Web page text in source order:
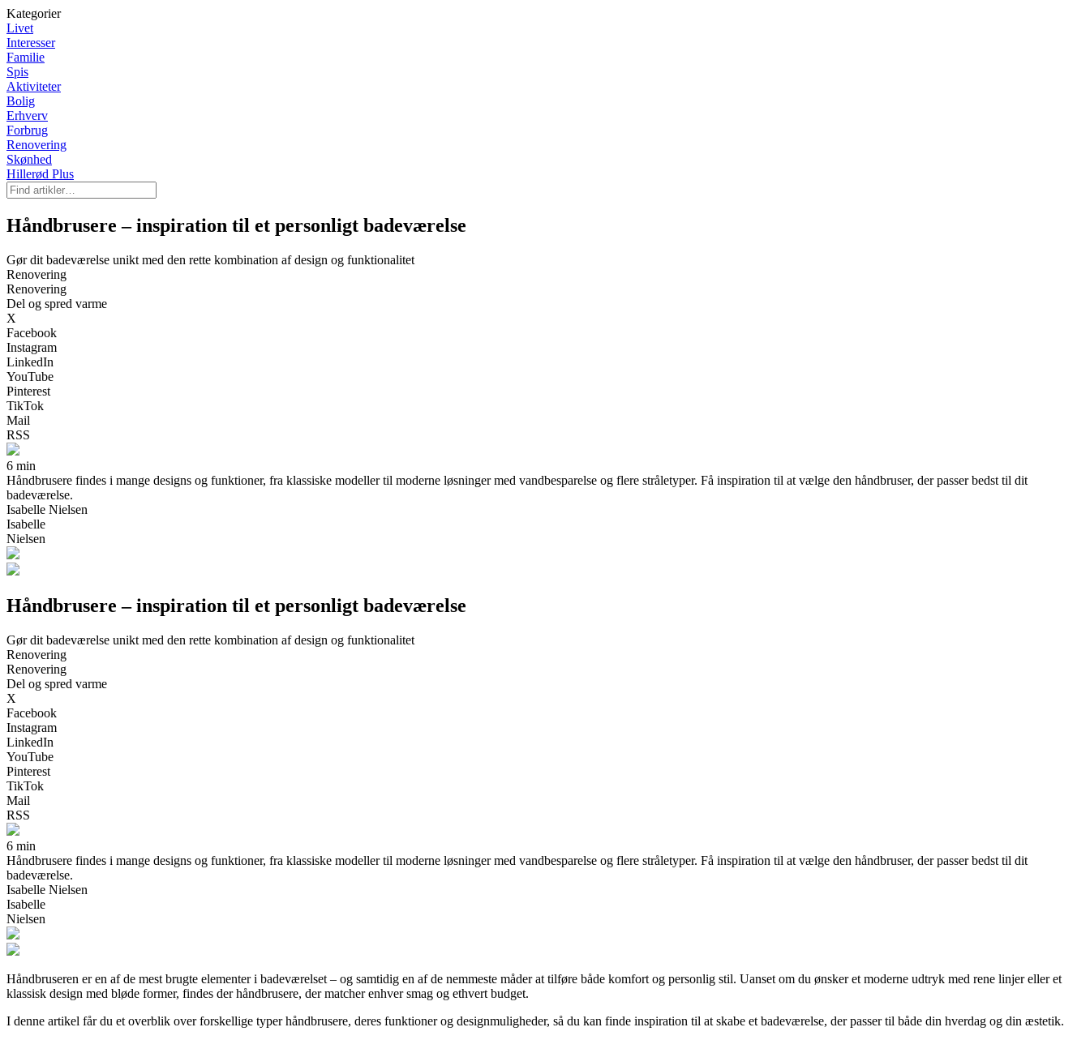
Kategorier
Livet
Interesser
Familie
Spis
Aktiviteter
Bolig
Erhverv
Forbrug
Renovering
Skønhed
Hillerød Plus
Håndbrusere – inspiration til et personligt badeværelse
Gør dit badeværelse unikt med den rette kombination af design og funktionalitet
Renovering
Renovering
Del og spred varme
X
Facebook
Instagram
LinkedIn
YouTube
Pinterest
TikTok
Mail
RSS
6 min
Håndbrusere findes i mange designs og funktioner, fra klassiske modeller til moderne løsninger med vandbesparelse og flere stråletyper. Få inspiration til at vælge den håndbruser, der passer bedst til dit
badeværelse.
Isabelle Nielsen
Isabelle
Nielsen
Håndbrusere – inspiration til et personligt badeværelse
Gør dit badeværelse unikt med den rette kombination af design og funktionalitet
Renovering
Renovering
Del og spred varme
X
Facebook
Instagram
LinkedIn
YouTube
Pinterest
TikTok
Mail
RSS
6 min
Håndbrusere findes i mange designs og funktioner, fra klassiske modeller til moderne løsninger med vandbesparelse og flere stråletyper. Få inspiration til at vælge den håndbruser, der passer bedst til dit
badeværelse.
Isabelle Nielsen
Isabelle
Nielsen
Håndbruseren er en af de mest brugte elementer i badeværelset – og samtidig en af de nemmeste måder at tilføre både komfort og personlig stil. Uanset om du ønsker et moderne udtryk med rene linjer eller et
klassisk design med bløde former, findes der håndbrusere, der matcher enhver smag og ethvert budget.
I denne artikel får du et overblik over forskellige typer håndbrusere, deres funktioner og designmuligheder, så du kan finde inspiration til at skabe et badeværelse, der passer til både din hverdag og din æstetik.